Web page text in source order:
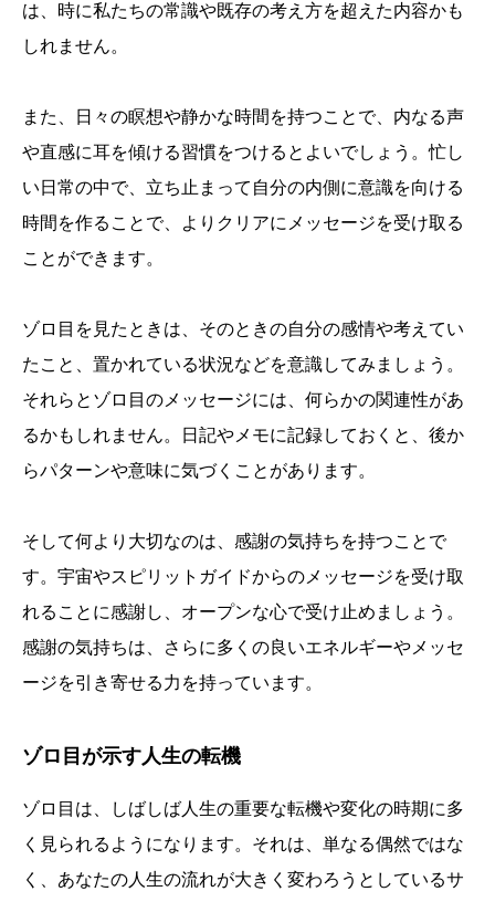
は、時に私たちの常識や既存の考え方を超えた内容かも
しれません。
また、日々の瞑想や静かな時間を持つことで、内なる声
や直感に耳を傾ける習慣をつけるとよいでしょう。忙し
い日常の中で、立ち止まって自分の内側に意識を向ける
時間を作ることで、よりクリアにメッセージを受け取る
ことができます。
ゾロ目を見たときは、そのときの自分の感情や考えてい
たこと、置かれている状況などを意識してみましょう。
それらとゾロ目のメッセージには、何らかの関連性があ
るかもしれません。日記やメモに記録しておくと、後か
らパターンや意味に気づくことがあります。
そして何より大切なのは、感謝の気持ちを持つことで
す。宇宙やスピリットガイドからのメッセージを受け取
れることに感謝し、オープンな心で受け止めましょう。
感謝の気持ちは、さらに多くの良いエネルギーやメッセ
ージを引き寄せる力を持っています。
ゾロ目が示す人生の転機
ゾロ目は、しばしば人生の重要な転機や変化の時期に多
く見られるようになります。それは、単なる偶然ではな
く、あなたの人生の流れが大きく変わろうとしているサ